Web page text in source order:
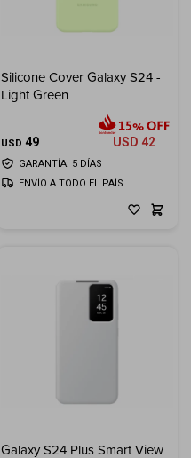
Silicone Cover Galaxy S24 -
Light Green
USD 49 USD 42
GARANTÍA: 5 DÍAS
ENVÍO A TODO EL PAÍS
Galaxy S24 Plus Smart View